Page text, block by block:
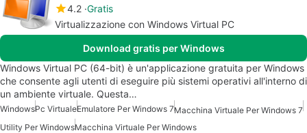
4.2 Gratis
Virtualizzazione con Windows Virtual PC
Download gratis per Windows
Windows Virtual PC (64-bit) è un'applicazione gratuita per Windows
che consente agli utenti di eseguire più sistemi operativi all'interno di
un ambiente virtuale. Questa…
WindowsPc VirtualeEmulatore Per Windows 7Macchina Virtuale Per Windows 7
Utility Per WindowsMacchina Virtuale Per Windows